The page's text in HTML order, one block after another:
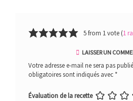
5 from 1 vote (1
LAISSER UN
Votre adresse e-mail ne sera pas
obligatoires sont indiqués avec *
Évaluation de la recette